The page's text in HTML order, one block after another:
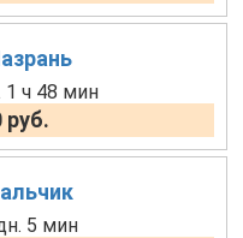
1 ч 48 мин
руб.
5 мин